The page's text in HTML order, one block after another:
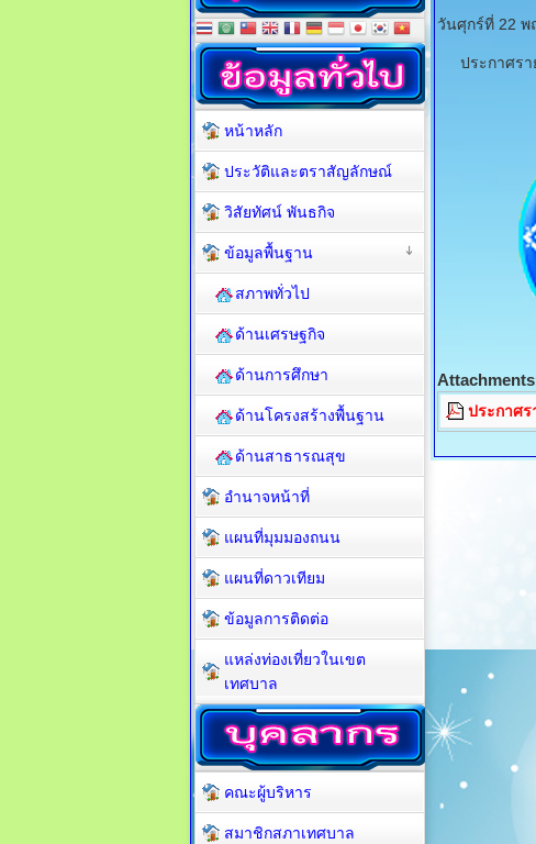
วันศุกร์ที่ 22 พ
ประกาศร
ประกาศร
หน้าหลัก
ประวัติและตราสัญลักษณ์
วิสัยทัศน์ พันธกิจ
ข้อมูลพื้นฐาน
สภาพทั่วไป
ด้านเศรษฐกิจ
ด้านการศึกษา
ด้านโครงสร้างพื้นฐาน
ด้านสาธารณสุข
อำนาจหน้าที่
แผนที่มุมมองถนน
แผนที่ดาวเทียม
ข้อมูลการติดต่อ
แหล่งท่องเที่ยวในเขต
เทศบาล
คณะผู้บริหาร
สมาชิกสภาเทศบาล